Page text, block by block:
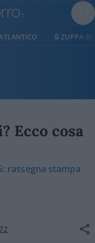
ZUPPA DI
Ecco cosa
rassegna stampa